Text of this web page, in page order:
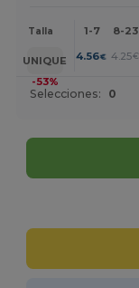
Talla 1-7 8-23
UNIQUE
-53%
4.56€ 4.25€
Selecciones: 0